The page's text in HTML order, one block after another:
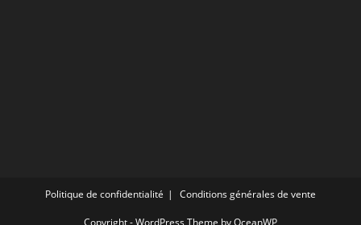
Politique de confidentialité Conditions générales de vente
Copyright - WordPress Theme by OceanWP